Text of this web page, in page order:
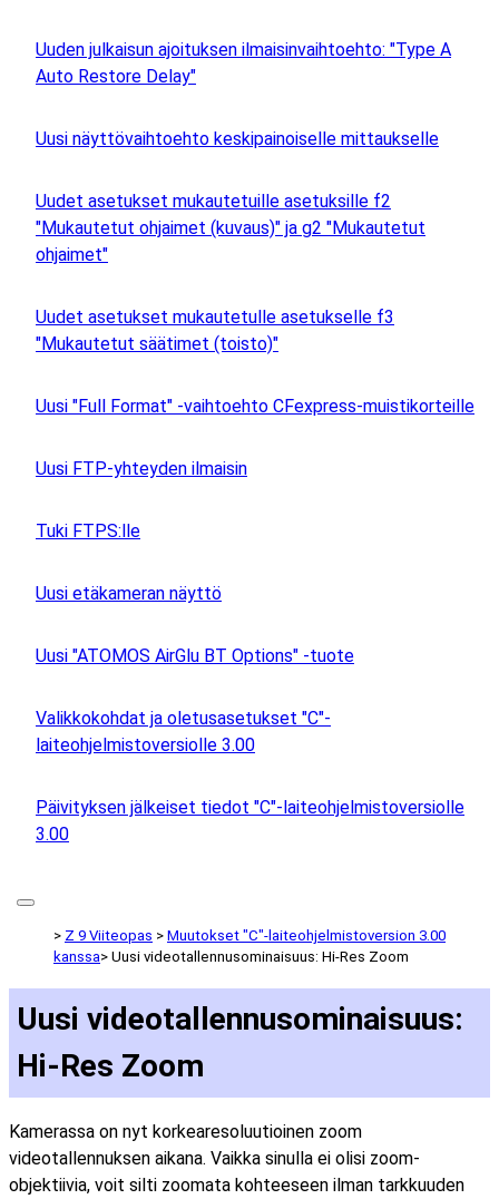
Uuden julkaisun ajoituksen ilmaisinvaihtoehto: "Type A
Auto Restore Delay"
Uusi näyttövaihtoehto keskipainoiselle mittaukselle
Uudet asetukset mukautetuille asetuksille f2
"Mukautetut ohjaimet (kuvaus)" ja g2 "Mukautetut
ohjaimet"
Uudet asetukset mukautetulle asetukselle f3
"Mukautetut säätimet (toisto)"
Uusi "Full Format" -vaihtoehto CFexpress-muistikorteille
Uusi FTP-yhteyden ilmaisin
Tuki FTPS:lle
Uusi etäkameran näyttö
Uusi "ATOMOS AirGlu BT Options" -tuote
Valikkokohdat ja oletusasetukset "C"-
laiteohjelmistoversiolle 3.00
Päivityksen jälkeiset tiedot "C"-laiteohjelmistoversiolle
3.00
Z 9 Viiteopas
Muutokset "C"-laiteohjelmistoversion 3.00
kanssa
Uusi videotallennusominaisuus: Hi-Res Zoom
Uusi videotallennusominaisuus:
Hi-Res Zoom
Kamerassa on nyt korkearesoluutioinen zoom
videotallennuksen aikana. Vaikka sinulla ei olisi zoom-
objektiivia, voit silti zoomata kohteeseen ilman tarkkuuden